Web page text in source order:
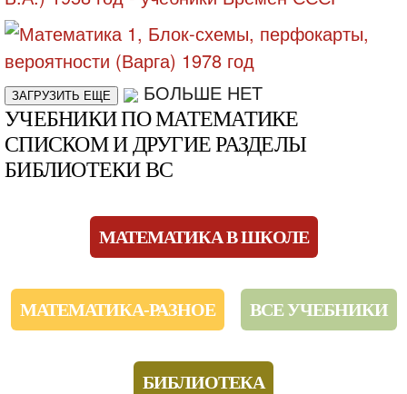
ЗАГРУЗИТЬ ЕЩЕ БОЛЬШЕ НЕТ
УЧЕБНИКИ ПО МАТЕМАТИКЕ
СПИСКОМ И ДРУГИЕ РАЗДЕЛЫ
БИБЛИОТЕКИ ВС
МАТЕМАТИКА В ШКОЛЕ
МАТЕМАТИКА-РАЗНОЕ ВСЕ УЧЕБНИКИ
БИБЛИОТЕКА